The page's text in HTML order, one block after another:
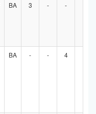
BA 3 - -
BA - - 4